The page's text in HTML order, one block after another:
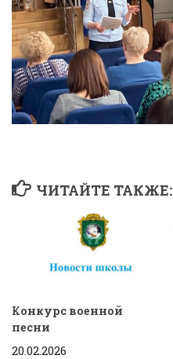
ЧИТАЙТЕ ТАКЖЕ:
Конкурс военной
песни
20.02.2026